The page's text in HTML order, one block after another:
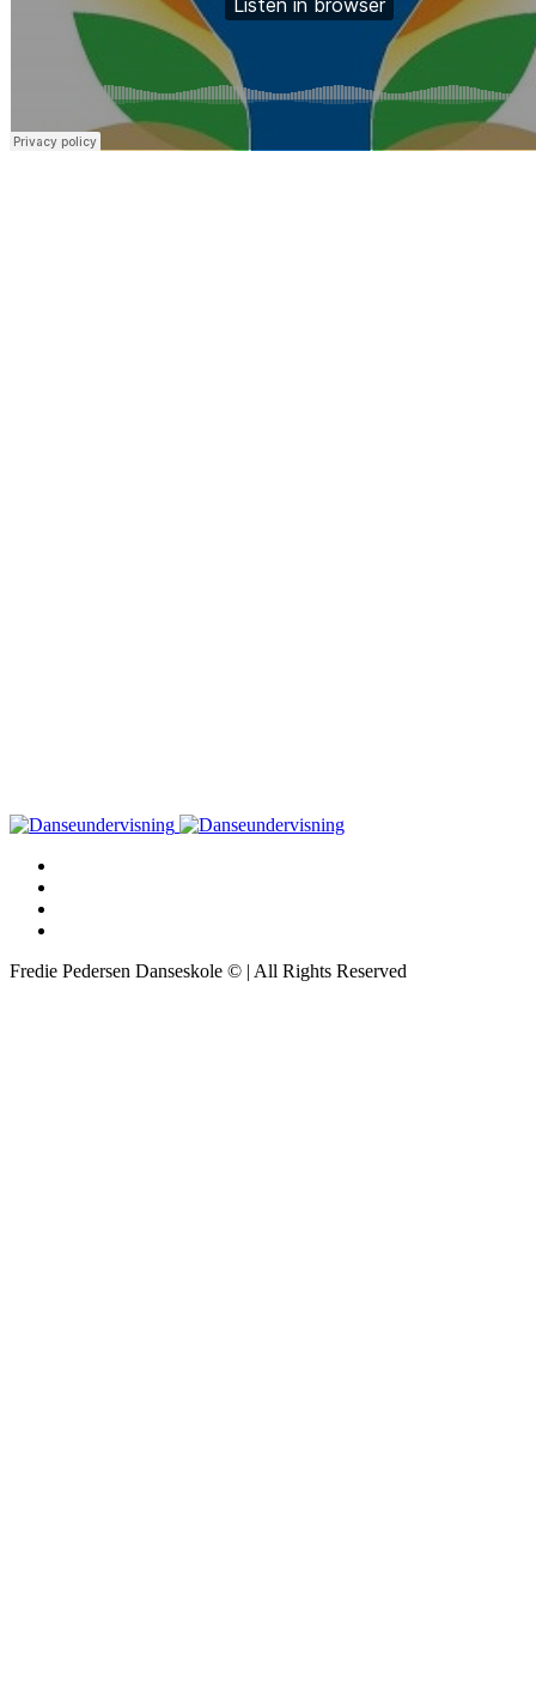
Fredie Pedersen Danseskole © | All Rights Reserved